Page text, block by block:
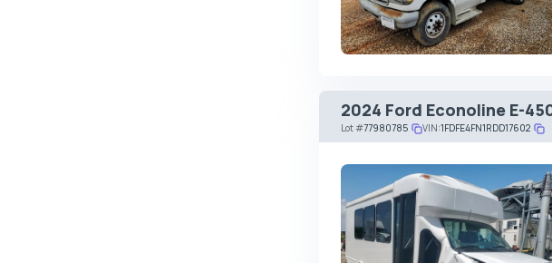
2024 Ford Econoline E-
Lot#77980785 VIN:1FDFE4FN1RDD17602